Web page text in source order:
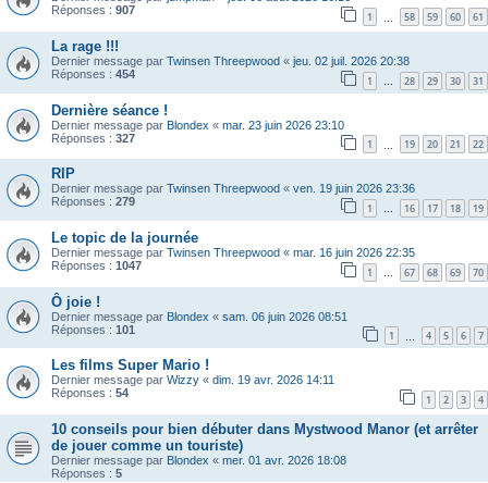
Réponses : 907 1 58 59 60 61
La rage !!!
Dernier message par Twinsen Threepwood « jeu. 02 juil. 2026 20:38
Réponses : 454 1 … 28 29 30 31
Dernière séance !
Dernier message par Blondex « mar. 23 juin 2026 23:10
Réponses : 327 1 19 20 21 22
RIP
Dernier message par Twinsen Threepwood « ven. 19 juin 2026 23:36
Réponses : 279 1 … 16 17 18 19
Le topic de la journée
Dernier message par Twinsen Threepwood « mar. 16 juin 2026 22:35
Réponses : 1047 1 … 67 68 69 70
Ô joie !
Dernier message par Blondex « sam. 06 juin 2026 08:51
Réponses : 101 1 4 5 6 7
Les films Super Mario !
Dernier message par Wizzy « dim. 19 avr. 2026 14:11
Réponses : 54 1 2 3 4
10 conseils pour bien débuter dans Mystwood Manor (et arrêter
de jouer comme un touriste)
Dernier message par Blondex « mer. 01 avr. 2026 18:08
Réponses : 5